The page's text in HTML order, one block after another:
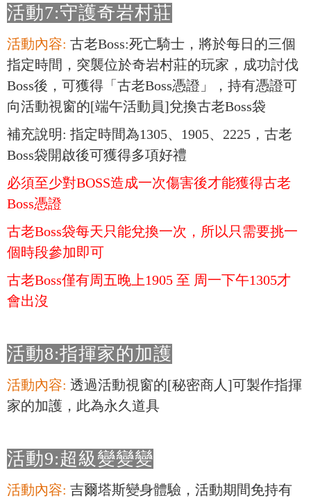
活動7:守護奇岩村莊
活動內容: 古老Boss:死亡騎士，將於每日的三個
指定時間，突襲位於奇岩村莊的玩家，成功討伐
Boss後，可獲得「古老Boss憑證」，持有憑證可
向活動視窗的[端午活動員]兌換古老Boss袋
補充說明: 指定時間為1305、1905、2225，古老
Boss袋開啟後可獲得多項好禮
必須至少對BOSS造成一次傷害後才能獲得古老
Boss憑證
古老Boss袋每天只能兌換一次，所以只需要挑一
個時段參加即可
古老Boss僅有周五晚上1905 至 周一下午1305才
會出沒
活動8:指揮家的加護
活動內容: 透過活動視窗的[秘密商人]可製作指揮
家的加護，此為永久道具
活動9:超級變變變
活動內容: 吉爾塔斯變身體驗，活動期間免持有